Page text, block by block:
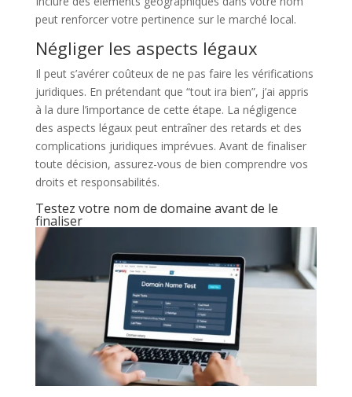
peut renforcer votre pertinence sur le marché local.
Négliger les aspects légaux
Il peut s’avérer coûteux de ne pas faire les vérifications
juridiques. En prétendant que “tout ira bien”, j’ai appris
à la dure l’importance de cette étape. La négligence
des aspects légaux peut entraîner des retards et des
complications juridiques imprévues. Avant de finaliser
toute décision, assurez-vous de bien comprendre vos
droits et responsabilités.
Testez votre nom de domaine avant de le
finaliser